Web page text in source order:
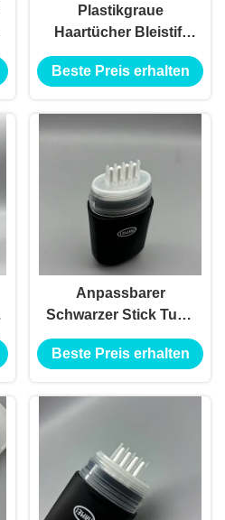
Plastikgraue
Haartücher Bleistift
Verpackung Touch
Up Stick Haarfarbe für
Luftdichtheit
Beste Preis erhalten
Anpassbarer
Schwarzer Stick Tube
Cover Hair Magic
Root Cover Up
Kamm Öko-
einzigartige Form
Haarfarbe Stick
Beste Preis erhalten